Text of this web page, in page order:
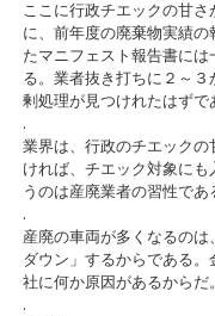
ここに行政チエックの甘
に、前年度の廃棄物実績
たマニフェスト報告書に
る。業者抜き打ちに２～
剰処理が見つけれたはずで
.
業界は、行政のチエック
ければ、チエック対象に
うのは産廃業者の習性であ
.
産廃の車両が多くなるの
ダウン」するからである
社に何か原因があるからだ。
.